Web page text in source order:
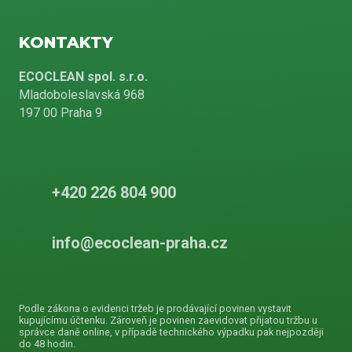
KONTAKTY
ECOCLEAN spol. s.r.o.
Mladoboleslavská 968
197 00 Praha 9
+420 226 804 900
info@ecoclean-praha.cz
Podle zákona o evidenci tržeb je prodávající povinen vystavit
kupujícímu účtenku. Zároveň je povinen zaevidovat přijatou tržbu u
správce daně online, v případě technického výpadku pak nejpozději
do 48 hodin.